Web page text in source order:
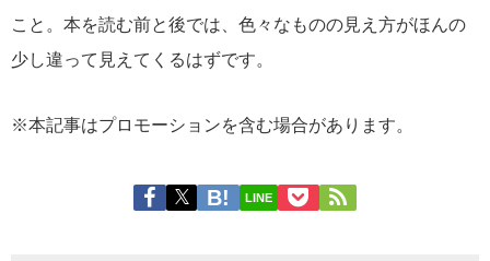
こと。本を読む前と後では、色々なものの見え方がほんの
少し違って見えてくるはずです。
※本記事はプロモーションを含む場合があります。
LINE